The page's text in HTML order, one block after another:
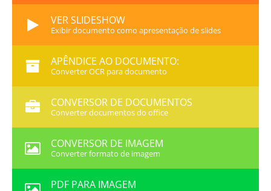
VER SLIDESHOW
Exibir documento como apresentação de slides
APÊNDICE AO DOCUMENTO:
Converter OCR para documento
CONVERSOR DE DOCUMENTOS
Converter documentos do office
CONVERSOR DE IMAGEM
Converter formato de imagem
PDF PARA IMAGEM